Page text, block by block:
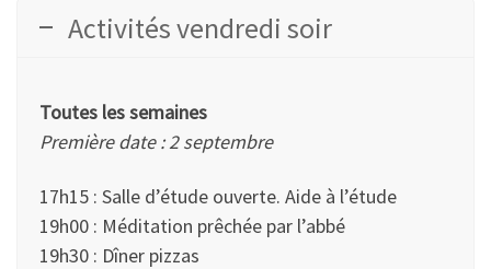
Activités vendredi soir
Toutes les semaines
Première date : 2 septembre
17h15 : Salle d’étude ouverte. Aide à l’étude
19h00 : Méditation prêchée par l’abbé
19h30 : Dîner pizzas